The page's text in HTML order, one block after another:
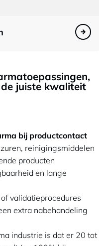
,
juiste kwaliteit
bij productcontact
reinigingsmiddelen
producten
en lange
validatieprocedures
extra nabehandeling
industrie is dat er 20 tot